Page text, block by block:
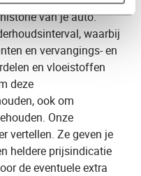
van je auto.
waarbij
en vervangings- en
en vloeistoffen
deze
ook om
Onze
vertellen. Ze geven je
heldere prijsindicatie
de eventuele extra